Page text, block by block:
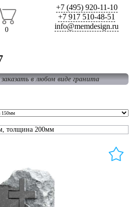
0
+7 (495) 920-11-10
+7 917 510-48-51
info@memdesign.ru
в любом виде гранита
толщина 200мм